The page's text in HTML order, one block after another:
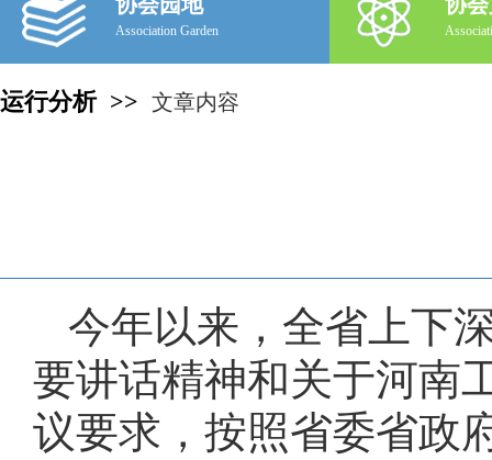
Association Garden
运行分析 >> 文章内容
今年以来，全省上下
要讲话精神和关于河南
议要求，按照省委省政